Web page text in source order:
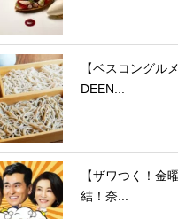
【ベスコングル
DEEN...
【ザワつく！金
結！奈...